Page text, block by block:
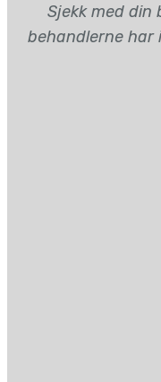
Sjekk med din
behandlerne har